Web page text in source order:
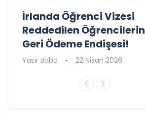
İrlanda Öğrenci Vizesi
Reddedilen Öğrencilerin
Geri Ödeme Endişesi!
Yasir Baba 22 Nisan 2026